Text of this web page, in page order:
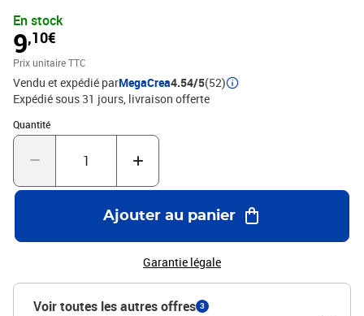
En stock
9,10€
Prix unitaire TTC
Vendu et expédié parMegaCrea4.54/5(52)
Expédié sous 31 jours livraison offerte
Quantité
Quantité : 1
Ajouter au panier
Garantie légale
Voir toutes les autres offres 3